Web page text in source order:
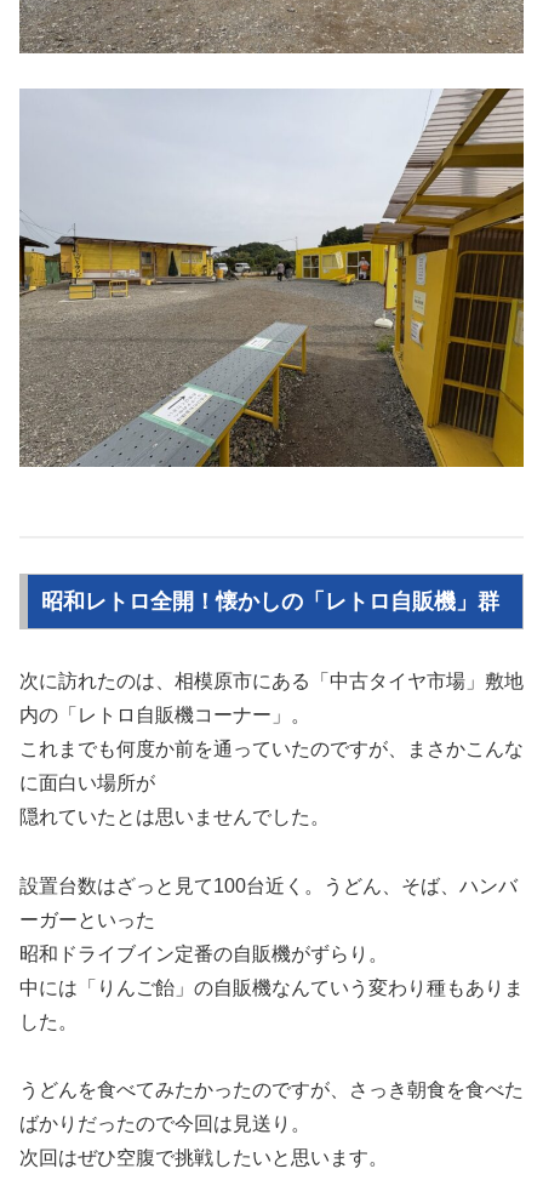
昭和レトロ全開！懐かしの「レトロ自販機」群
次に訪れたのは、相模原市にある「中古タイヤ市場」敷地
内の「レトロ自販機コーナー」。
これまでも何度か前を通っていたのですが、まさかこんな
に面白い場所が
隠れていたとは思いませんでした。
設置台数はざっと見て100台近く。うどん、そば、ハンバ
ーガーといった
昭和ドライブイン定番の自販機がずらり。
中には「りんご飴」の自販機なんていう変わり種もありま
した。
うどんを食べてみたかったのですが、さっき朝食を食べた
ばかりだったので今回は見送り。
次回はぜひ空腹で挑戦したいと思います。